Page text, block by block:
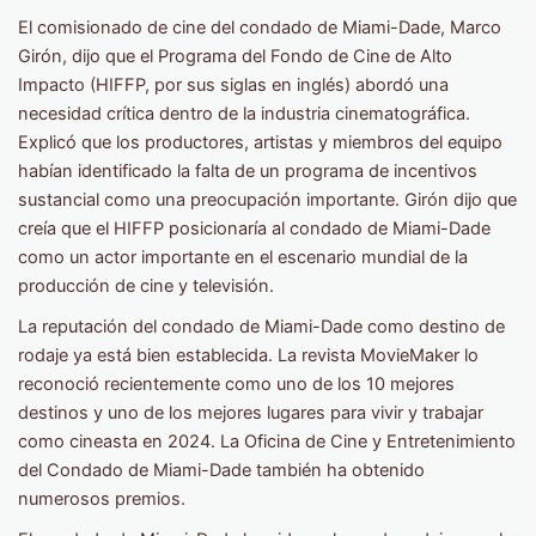
El comisionado de cine del condado de Miami-Dade, Marco
Girón, dijo que el Programa del Fondo de Cine de Alto
Impacto (HIFFP, por sus siglas en inglés) abordó una
necesidad crítica dentro de la industria cinematográfica.
Explicó que los productores, artistas y miembros del equipo
habían identificado la falta de un programa de incentivos
sustancial como una preocupación importante. Girón dijo que
creía que el HIFFP posicionaría al condado de Miami-Dade
como un actor importante en el escenario mundial de la
producción de cine y televisión.
La reputación del condado de Miami-Dade como destino de
rodaje ya está bien establecida. La revista MovieMaker lo
reconoció recientemente como uno de los 10 mejores
destinos y uno de los mejores lugares para vivir y trabajar
como cineasta en 2024. La Oficina de Cine y Entretenimiento
del Condado de Miami-Dade también ha obtenido
numerosos premios.